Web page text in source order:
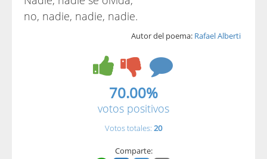
no, nadie, nadie, nadie.
Autor del poema: Rafael Alberti
70.00%
votos positivos
Votos totales: 20
Comparte: